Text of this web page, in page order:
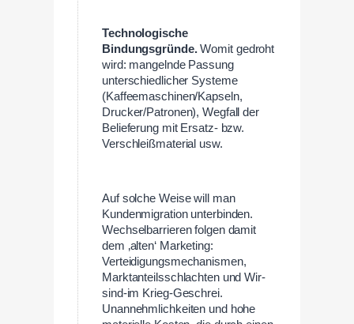
Technologische
Bindungsgründe.Womit gedroht
wird: mangelnde Passung
unterschiedlicher Systeme
(Kaffeemaschinen/Kapseln,
Drucker/Patronen), Wegfall der
Belieferung mit Ersatz- bzw.
Verschleißmaterial usw.
Auf solche Weise will man
Kundenmigration unterbinden.
Wechselbarrieren folgen damit
dem ‚alten‘ Marketing:
Verteidigungsmechanismen,
Marktanteilsschlachten und Wir-
sind-im Krieg-Geschrei.
Unannehmlichkeiten und hohe